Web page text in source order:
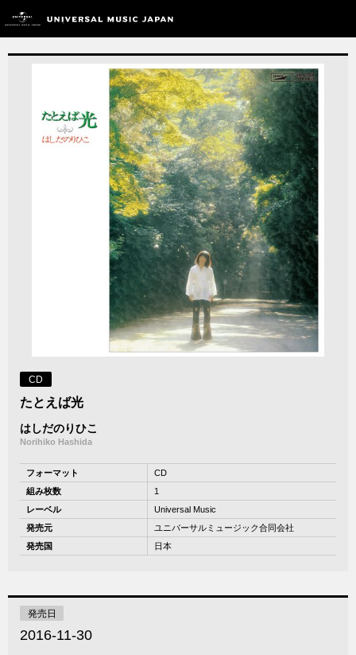
CD
たとえば光
はしだのりひこ
Norihiko Hashida
フォーマット
CD
組み枚数
1
レーベル
Universal Music
発売元
ユニバーサルミュージック合同会社
発売国
日本
発売日
2016-11-30